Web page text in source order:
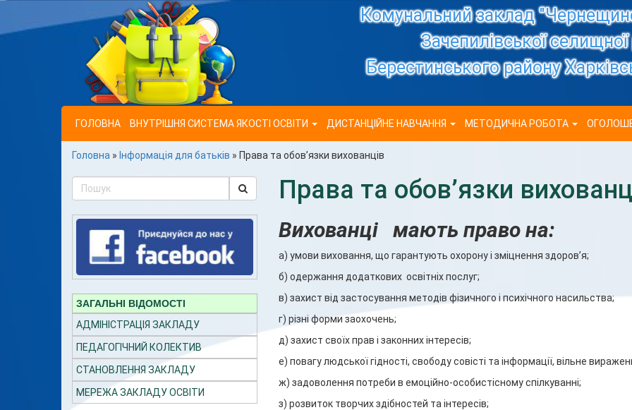
Комунальний заклад
Зачепилівської
Берестинського району
ГОЛОВНА ВНУТРІШНЯ СИСТЕМА ЯКОСТІ ОСВІТИ ДИСТАНЦІЙНЕ НАВЧАННЯ МЕТОДИЧНА РОБОТА
Головна » Інформація для батьків » Права та обов’язки вихованців
ЗАГАЛЬНІ ВІДОМОСТІ
АДМІНІСТРАЦІЯ ЗАКЛАДУ
ПЕДАГОГІЧНИЙ КОЛЕКТИВ
СТАНОВЛЕННЯ ЗАКЛАДУ
МЕРЕЖА ЗАКЛАДУ ОСВІТИ
Права та обов’язки
Вихованці мають право на:
a) умови виховання, що гарантують охорону і зміцнення здоров’я;
б) одержання додаткових освітніх послуг;
в) захист від застосування методів фізичного і психічного насильства;
г) різні форми заохочень;
д) захист своїх прав і законних інтересів;
е) повагу людської гідності, свободу совісті та інформації, вільне
ж) задоволення потреби в емоційно-особистісному спілкуванні;
з) розвиток творчих здібностей та інтересів;